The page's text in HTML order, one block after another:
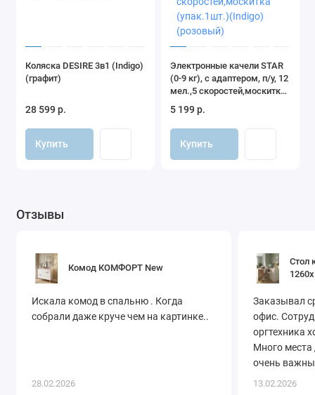
Коляска DESIRE 3в1 (Indigo)
(графит)
28 599 р.
Купить
Электронные качели STAR
(0-9 кг), с адаптером, п/у, 12
мел.,5 скоростей,москитка
(упак.1шт.)(Indigo)
(розовый)
5 199 р.
Купить
Отзывы
Комод КОМФОРТ New
Искала комод в спальню . Когда
собрали даже круче чем на картинке..
28.02.2026
Стол
Заказывал
офис.
оргтехника
Много места
очень
оперативно!
13.02.2026